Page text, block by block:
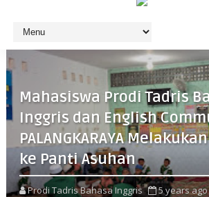
Mahasiswa Prodi Tadris
Inggris dan English
PALANGKARAYA
ke Panti Asuhan
Prodi Tadris Bahasa Inggris 5 years ago